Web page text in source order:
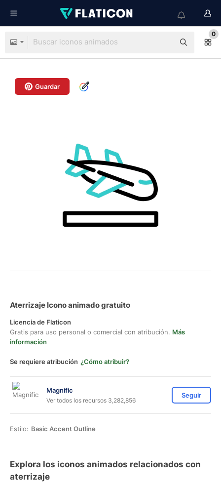
0
Guardar
Aterrizaje Icono animado gratuito
Licencia de Flaticon
Gratis para uso personal o comercial con atribución. Más
información
Se requiere atribución ¿Cómo atribuir?
Magnific
Ver todos los recursos 3,282,856
Seguir
Estilo: Basic Accent Outline
Explora los iconos animados relacionados con
aterrizaje